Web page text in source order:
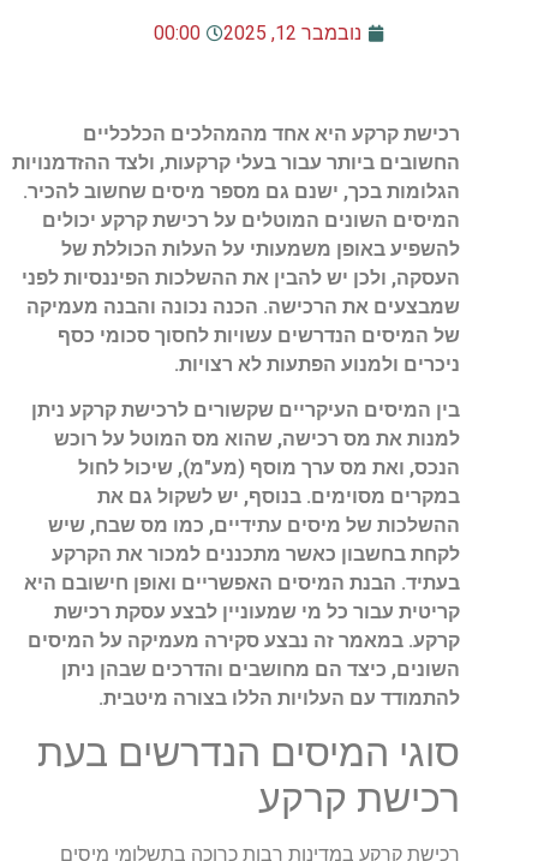
נובמבר 12, 2025 00:00
רכישת קרקע היא אחד מהמהלכים הכלכליים
החשובים ביותר עבור בעלי קרקעות, ולצד ההזדמנויות
הגלומות בכך, ישנם גם מספר מיסים שחשוב להכיר.
המיסים השונים המוטלים על רכישת קרקע יכולים
להשפיע באופן משמעותי על העלות הכוללת של
העסקה, ולכן יש להבין את ההשלכות הפיננסיות לפני
שמבצעים את הרכישה. הכנה נכונה והבנה מעמיקה
של המיסים הנדרשים עשויות לחסוך סכומי כסף
ניכרים ולמנוע הפתעות לא רצויות.
בין המיסים העיקריים שקשורים לרכישת קרקע ניתן
למנות את מס רכישה, שהוא מס המוטל על רוכש
הנכס, ואת מס ערך מוסף (מע"מ), שיכול לחול
במקרים מסוימים. בנוסף, יש לשקול גם את
ההשלכות של מיסים עתידיים, כמו מס שבח, שיש
לקחת בחשבון כאשר מתכננים למכור את הקרקע
בעתיד. הבנת המיסים האפשריים ואופן חישובם היא
קריטית עבור כל מי שמעוניין לבצע עסקת רכישת
קרקע. במאמר זה נבצע סקירה מעמיקה על המיסים
השונים, כיצד הם מחושבים והדרכים שבהן ניתן
להתמודד עם העלויות הללו בצורה מיטבית.
סוגי המיסים הנדרשים בעת
רכישת קרקע
רכישת קרקע במדינות רבות כרוכה בתשלומי מיסים